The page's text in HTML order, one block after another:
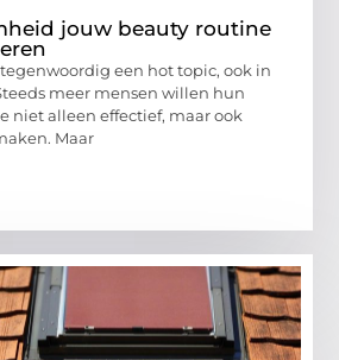
jouw beauty routine
een hot topic, ook in
meer mensen willen hun
niet alleen effectief, maar ook
Maar